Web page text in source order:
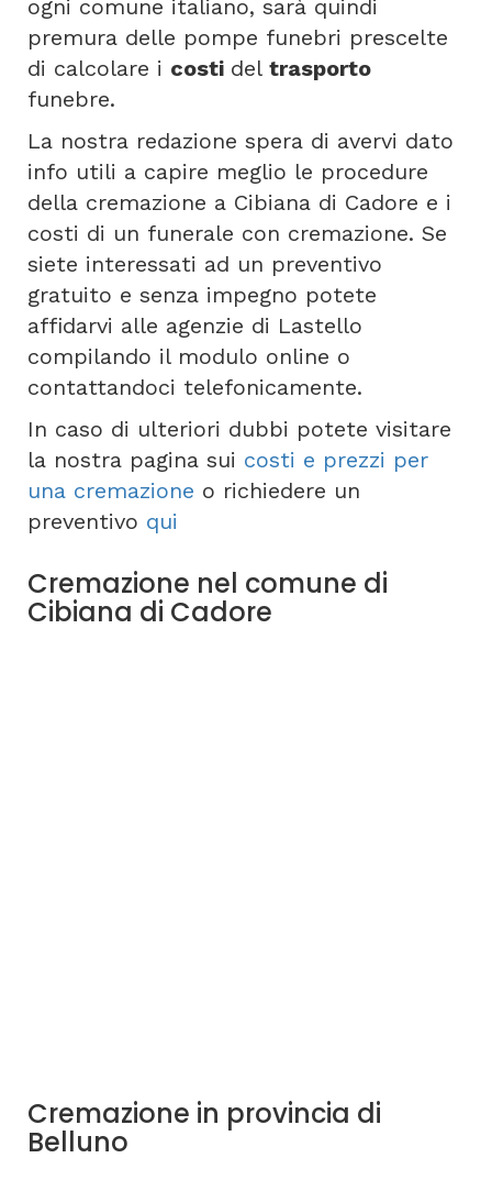
ogni comune italiano, sarà quindi
premura delle pompe funebri prescelte
di calcolare i costi del trasporto
funebre.
La nostra redazione spera di avervi dato
info utili a capire meglio le procedure
della cremazione a Cibiana di Cadore e i
costi di un funerale con cremazione. Se
siete interessati ad un preventivo
gratuito e senza impegno potete
affidarvi alle agenzie di Lastello
compilando il modulo online o
contattandoci telefonicamente.
In caso di ulteriori dubbi potete visitare
la nostra pagina sui costi e prezzi per
una cremazione o richiedere un
preventivo qui
Cremazione nel comune di
Cibiana di Cadore
Cremazione in provincia di
Belluno